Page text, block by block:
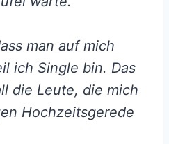
man auf mich
ich Single bin. Das
die Leute, die mich
Hochzeitsgerede